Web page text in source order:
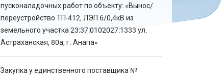
пусконаладочных работ по объекту: «Вынос/
переустройство ТП-412, ЛЭП 6/0,4кВ из
земельного участка 23:37:0102027:1333 ул.
Астраханская, 80а, г. Анапа»
Закупка у единственного поставщика №